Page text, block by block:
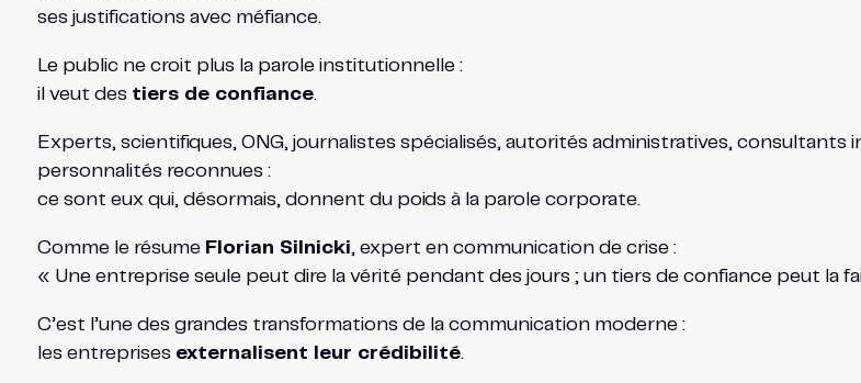
ses justifications avec méfiance.
Le public ne croit plus la parole institutionnelle :
il veut des tiers de confiance.
Experts, scientifiques, ONG, journalistes spécialisés, autorités administratives,
personnalités reconnues :
ce sont eux qui, désormais, donnent du poids à la parole corporate.
Comme le résume Florian Silnicki, expert en communication de crise :
« Une entreprise seule peut dire la vérité pendant des jours ; un tiers de confiance peut la
C’est l’une des grandes transformations de la communication moderne :
les entreprises externalisent leur crédibilité.